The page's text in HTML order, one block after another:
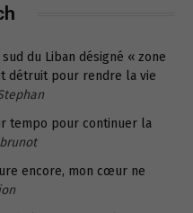
du Liban désigné « zone
détruit pour rendre la vie
tempo pour continuer la
encore, mon cœur ne